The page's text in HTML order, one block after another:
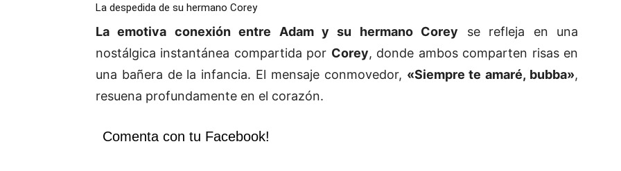
La despedida de su hermano Corey
La emotiva conexión entre Adam y su hermano Corey se refleja en una
nostálgica instantánea compartida por Corey, donde ambos comparten risas en
una bañera de la infancia. El mensaje conmovedor, «Siempre te amaré, bubba»,
resuena profundamente en el corazón.
Comenta con tu Facebook!